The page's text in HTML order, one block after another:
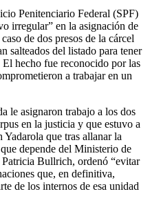
Penitenciario Federal (SPF)
irregular” en la asignación de
de dos presos de la cárcel
salteados del listado para tener
hecho fue reconocido por las
a trabajar en un
le asignaron trabajo a los dos
en la justicia y que estuvo a
que tras allanar la
depende del Ministerio de
Bullrich, ordenó “evitar
que, en definitiva,
de los internos de esa unidad